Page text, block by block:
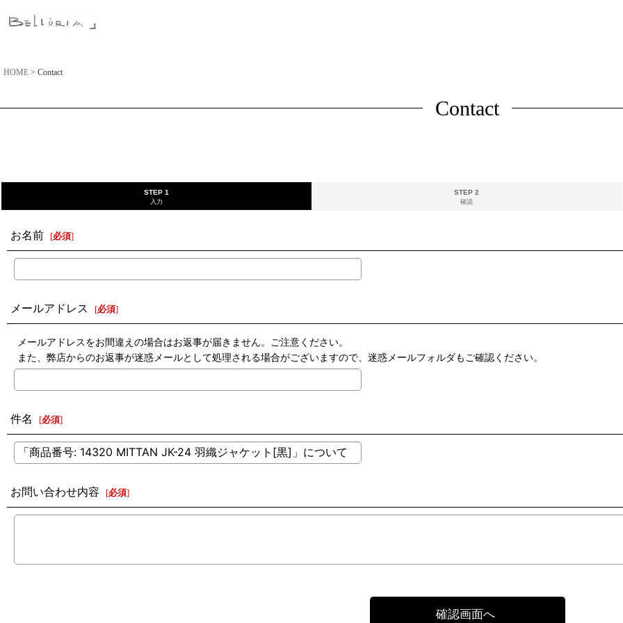
HOME > Contact
Contact
STEP 1
入力
STEP 2
確認
お名前 [必須]
メールアドレス [必須]
メールアドレスをお間違えの場合はお返事が届きません。ご注意ください。
また、弊店からのお返事が迷惑メールとして処理される場合がございますので、迷惑メールフォルダもご確認ください。
件名 [必須]
お問い合わせ内容 [必須]
確認画面へ